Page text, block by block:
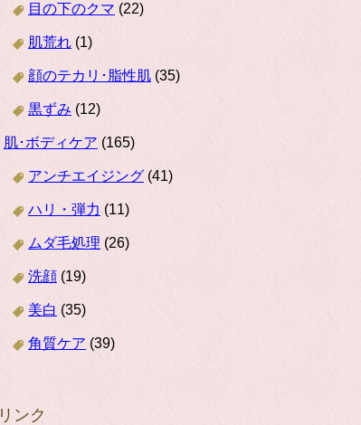
目の下のクマ (22)
肌荒れ (1)
顔のテカリ･脂性肌 (35)
黒ずみ (12)
肌･ボディケア (165)
アンチエイジング (41)
ハリ・弾力 (11)
ムダ毛処理 (26)
洗顔 (19)
美白 (35)
角質ケア (39)
リンク